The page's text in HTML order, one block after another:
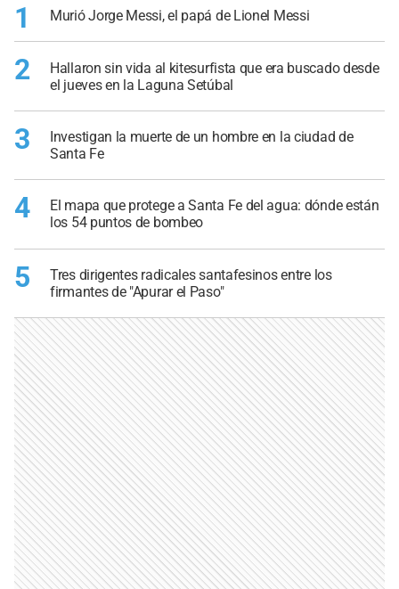
1 Murió Jorge Messi, el papá de Lionel Messi
2
Hallaron sin vida al kitesurfista que era buscado desde
el jueves en la Laguna Setúbal
3
Investigan la muerte de un hombre en la ciudad de
Santa Fe
4
El mapa que protege a Santa Fe del agua: dónde están
los 54 puntos de bombeo
5
Tres dirigentes radicales santafesinos entre los
firmantes de "Apurar el Paso"